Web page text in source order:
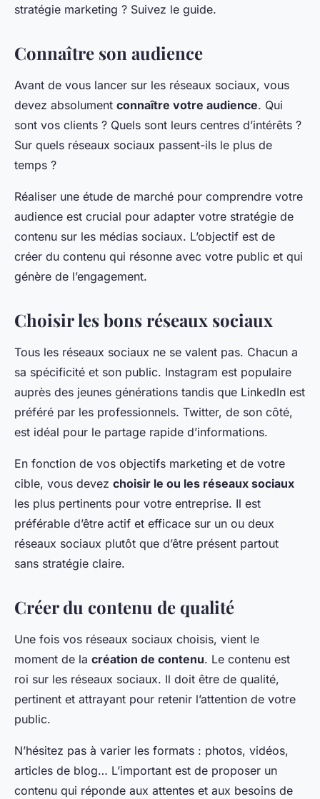
stratégie marketing ? Suivez le guide.
Connaître son audience
Avant de vous lancer sur les réseaux sociaux, vous
devez absolument connaître votre audience. Qui
sont vos clients ? Quels sont leurs centres d’intérêts ?
Sur quels réseaux sociaux passent-ils le plus de
temps ?
Réaliser une étude de marché pour comprendre votre
audience est crucial pour adapter votre stratégie de
contenu sur les médias sociaux. L’objectif est de
créer du contenu qui résonne avec votre public et qui
génère de l’engagement.
Choisir les bons réseaux sociaux
Tous les réseaux sociaux ne se valent pas. Chacun a
sa spécificité et son public. Instagram est populaire
auprès des jeunes générations tandis que LinkedIn est
préféré par les professionnels. Twitter, de son côté,
est idéal pour le partage rapide d’informations.
En fonction de vos objectifs marketing et de votre
cible, vous devez choisir le ou les réseaux sociaux
les plus pertinents pour votre entreprise. Il est
préférable d’être actif et efficace sur un ou deux
réseaux sociaux plutôt que d’être présent partout
sans stratégie claire.
Créer du contenu de qualité
Une fois vos réseaux sociaux choisis, vient le
moment de la création de contenu. Le contenu est
roi sur les réseaux sociaux. Il doit être de qualité,
pertinent et attrayant pour retenir l’attention de votre
public.
N’hésitez pas à varier les formats : photos, vidéos,
articles de blog… L’important est de proposer un
contenu qui réponde aux attentes et aux besoins de